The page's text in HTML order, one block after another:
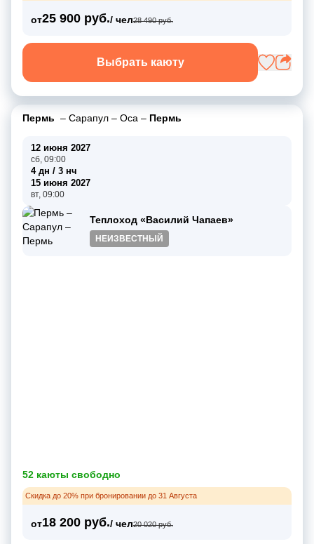
от25 900 руб./ чел28 490 руб.
Выбрать каюту
Пермь – Сарапул – Оса – Пермь
12 июня 2027
сб, 09:00
4 дн / 3 нч
15 июня 2027
вт, 09:00
Теплоход «Василий Чапаев»
НЕИЗВЕСТНЫЙ
52 каюты свободно
Скидка до 20% при бронировании до 31 Августа
от18 200 руб./ чел20 020 руб.